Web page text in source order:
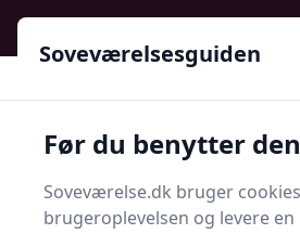
Søg nu
Søg nu
Soveværelsesguiden
Før du benytter
Soveværelse.dk bruger
brugeroplevelsen og levere